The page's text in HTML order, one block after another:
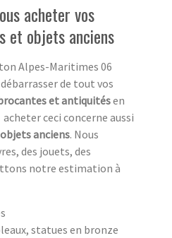
acheter vos
et objets anciens
Alpes-Maritimes 06
de tout vos
et antiquitésen
ceci concerne aussi
anciens. Nous
des jouets, des
notre estimation à
statues en bronze